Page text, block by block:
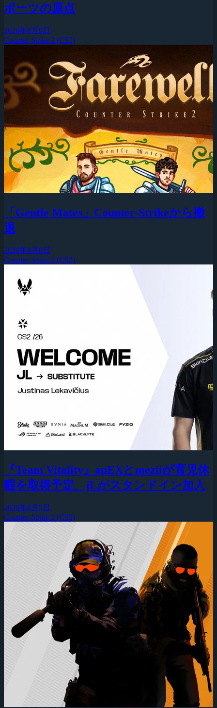
ポーツの原点
2026年8月9日
Counter-Strike 2 (CS2)
「Gentle Mates」Counter-Strikeから撤
退
2026年8月8日
Counter-Strike 2 (CS2)
『Team Vitality』apEXとmeziiが育児休
暇を取得予定、jLがスタンドイン加入
2026年8月5日
Counter-Strike 2 (CS2)